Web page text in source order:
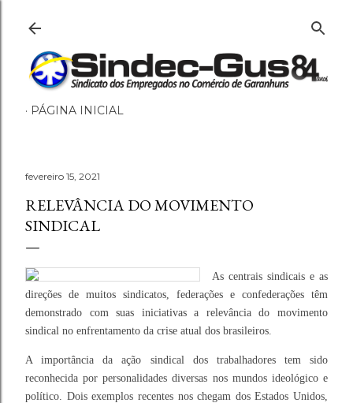
PÁGINA INICIAL
fevereiro 15, 2021
RELEVÂNCIA DO MOVIMENTO
SINDICAL
As centrais sindicais e as
direções de muitos sindicatos, federações e confederações têm
demonstrado com suas iniciativas a relevância do movimento
sindical no enfrentamento da crise atual dos brasileiros.
A importância da ação sindical dos trabalhadores tem sido
reconhecida por personalidades diversas nos mundos ideológico e
político. Dois exemplos recentes nos chegam dos Estados Unidos,